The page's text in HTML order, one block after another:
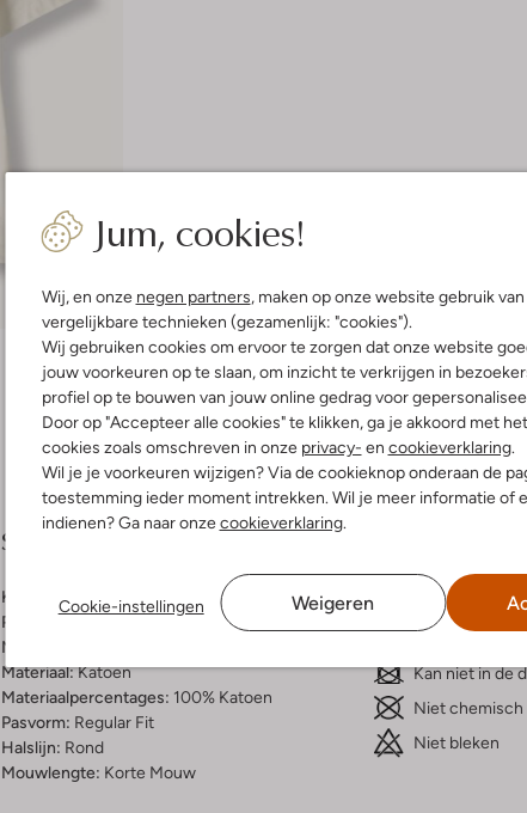
Jum, cookies!
Wij, en onze negen partners, maken op onze website gebruik
vergelijkbare technieken (gezamenlijk: "cookies").
Wij gebruiken cookies om ervoor te zorgen dat onze website
jouw voorkeuren op te slaan, om inzicht te verkrijgen in
profiel op te bouwen van jouw online gedrag voor
Door op "Accepteer alle cookies" te klikken, ga je akkoord met
cookies zoals omschreven in onze privacy- en cookieverklaring.
Wil je je voorkeuren wijzigen? Via de cookieknop onderaan de
toestemming ieder moment intrekken. Wil je meer informatie of
indienen? Ga naar onzecookieverklaring.
Cookie-instellingen Weigeren
Bezorgen & retourneren
Samenstelling & Pasvorm
Kleur:
Wit
Patroon:
Materiaal binnenkant:
Materiaal:Katoen
Materiaalpercentages: 100% Katoen
Pasvorm: Regular Fit
Halslijn: Rond
Mouwlengte: Korte Mouw
Beperkt
Kan niet in de
Niet chemisch
Niet bleken